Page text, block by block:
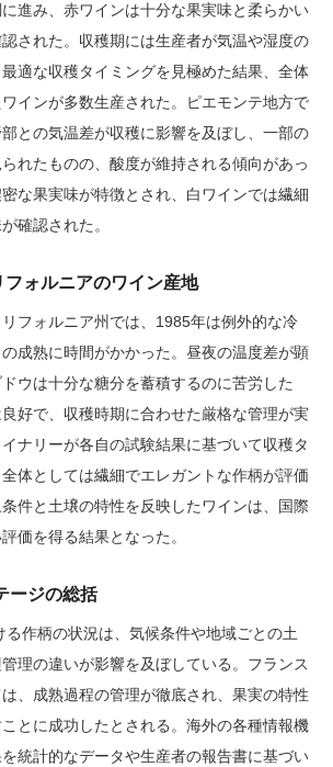
進み、赤ワインは十分な果実味と柔らかい
された。収穫期には生産者が気温や湿度の
適な収穫タイミングを見極めた結果、全体
インが多数生産された。ピエモンテ地方で
との気温差が収穫に影響を及ぼし、一部の
れたものの、酸度が維持される傾向があっ
な果実味が特徴とされ、白ワインでは繊細
確認された。
フォルニアのワイン産地
フォルニア州では、1985年は例外的な冷
成熟に時間がかかった。昼夜の温度差が顕
ウは十分な糖分を蓄積するのに苦労した
好で、収穫時期に合わせた厳格な管理が実
ナリーが各自の試験結果に基づいて収穫タ
体としては繊細でエレガントな作柄が評価
件と土壌の特性を反映したワインは、国際
価を得る結果となった。
ージの総括
る作柄の状況は、気候条件や地域ごとの土
理の違いが影響を及ぼしている。フランス
、成熟過程の管理が徹底され、果実の特性
とに成功したとされる。海外の各種情報機
統計的なデータや生産者の報告書に基づい